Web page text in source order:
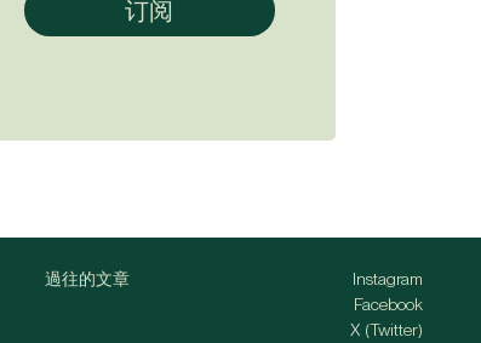
過往的文章
Instagram
Facebook
X (Twitter)